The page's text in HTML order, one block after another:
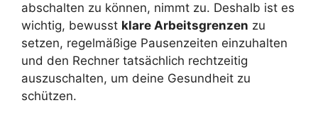
abschalten zu können, nimmt zu. Deshalb ist es
wichtig, bewusst klare Arbeitsgrenzen zu
setzen, regelmäßige Pausenzeiten einzuhalten
und den Rechner tatsächlich rechtzeitig
auszuschalten, um deine Gesundheit zu
schützen.